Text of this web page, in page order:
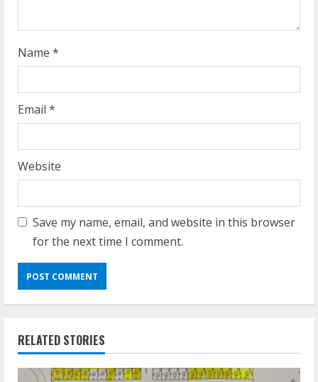
Name *
Email *
Website
Save my name, email, and website in this browser
for the next time I comment.
RELATED STORIES